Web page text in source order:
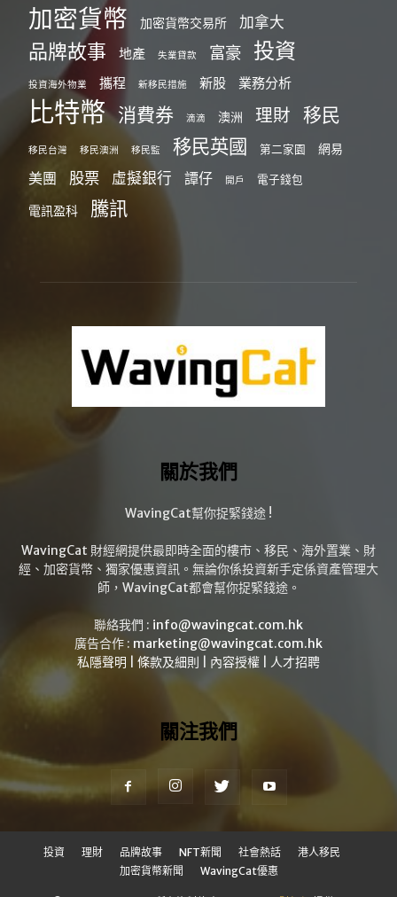
加密貨幣 加密貨幣交易所 加拿大
品牌故事 地產 失業貸款 富豪 投資
投資海外物業 攜程 新移民措施 新股 業務分析
比特幣 消費券 滴滴 澳洲 理財 移民
移民台灣 移民澳洲 移民監 移民英國 第二家園 網易
美團 股票 虛擬銀行 譚仔 開戶 電子錢包
電訊盈科 騰訊
關於我們
WavingCat幫你捉緊錢途 !
WavingCat 財經網提供最即時全面的樓市、移民、海外置業、財
經、加密貨幣、獨家優惠資訊。無論你係投資新手定係資產管理大
師，WavingCat都會幫你捉緊錢途。
聯絡我們 : info@wavingcat.com.hk
廣告合作 : marketing@wavingcat.com.hk
私隱聲明
條款及細則 內容授權 人才招聘
關注我們
投資 理財 品牌故事 NFT新聞 社會熱話
港人移民
加密貨幣新聞
WavingCat優惠